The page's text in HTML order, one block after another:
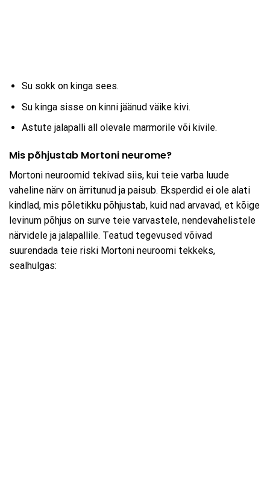
Su sokk on kinga sees.
Su kinga sisse on kinni jäänud väike kivi.
Astute jalapalli all olevale marmorile või kivile.
Mis põhjustab Mortoni neurome?
Mortoni neuroomid tekivad siis, kui teie varba luude
vaheline närv on ärritunud ja paisub. Eksperdid ei ole alati
kindlad, mis põletikku põhjustab, kuid nad arvavad, et kõige
levinum põhjus on surve teie varvastele, nendevahelistele
närvidele ja jalapallile. Teatud tegevused võivad
suurendada teie riski Mortoni neuroomi tekkeks,
sealhulgas: